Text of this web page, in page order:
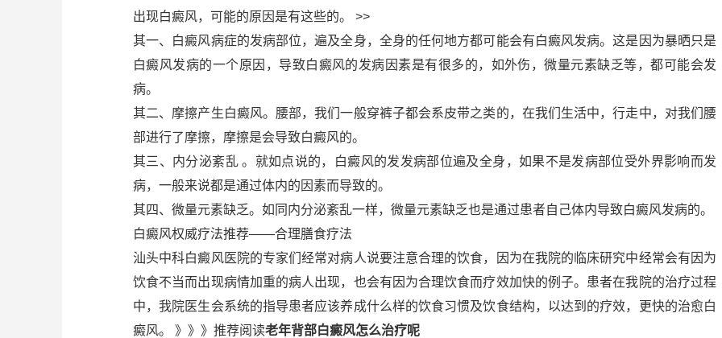
出现白癜风，可能的原因是有这些的。 >>
其一、白癜风病症的发病部位，遍及全身，全身的任何地方都可能会有白癜风发病。这是因为暴晒只是
白癜风发病的一个原因，导致白癜风的发病因素是有很多的，如外伤，微量元素缺乏等，都可能会发
病。
其二、摩擦产生白癜风。腰部，我们一般穿裤子都会系皮带之类的，在我们生活中，行走中，对我们腰
部进行了摩擦，摩擦是会导致白癜风的。
其三、内分泌紊乱 。就如点说的，白癜风的发发病部位遍及全身，如果不是发病部位受外界影响而发
病，一般来说都是通过体内的因素而导致的。
其四、微量元素缺乏。如同内分泌紊乱一样，微量元素缺乏也是通过患者自己体内导致白癜风发病的。
白癜风权威疗法推荐——合理膳食疗法
汕头中科白癜风医院的专家们经常对病人说要注意合理的饮食，因为在我院的临床研究中经常会有因为
饮食不当而出现病情加重的病人出现，也会有因为合理饮食而疗效加快的例子。患者在我院的治疗过程
中，我院医生会系统的指导患者应该养成什么样的饮食习惯及饮食结构，以达到的疗效，更快的治愈白
癜风。 》》》推荐阅读老年背部白癜风怎么治疗呢